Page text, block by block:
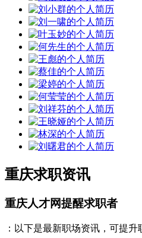
重庆求职资讯
重庆人才网提醒求职者
：以下是最新职场资讯，可提升